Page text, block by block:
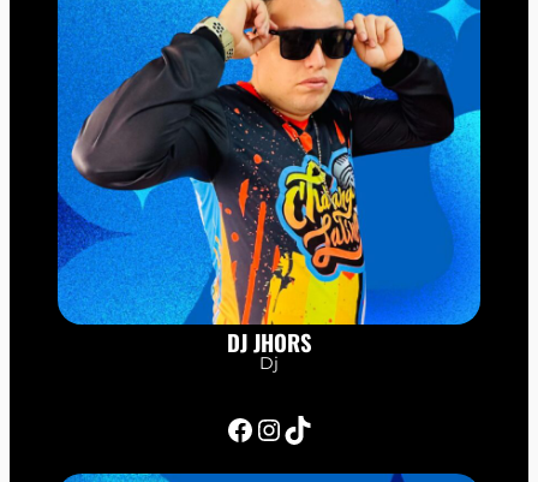
DJ JHORS
Dj
Facebook InstagramTikTok